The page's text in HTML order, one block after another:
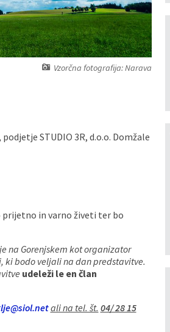
Vzorčna fotografija: Narava
STUDIO 3R, d.o.o. Domžale
in varno živeti ter bo
na Gorenjskem kot organizator
ki bodo veljali na dan predstavitve.
udeleži le en član
ali na tel. št. 04/ 28 15